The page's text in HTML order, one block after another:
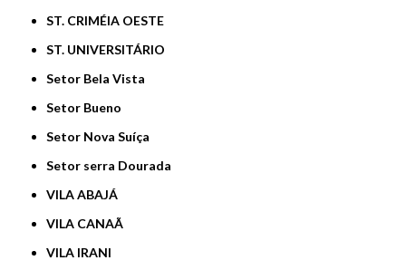
ST. CRIMÉIA OESTE
ST. UNIVERSITÁRIO
Setor Bela Vista
Setor Bueno
Setor Nova Suíça
Setor serra Dourada
VILA ABAJÁ
VILA CANAÃ
VILA IRANI